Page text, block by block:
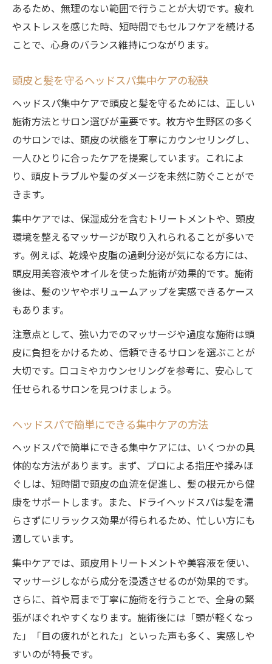
あるため、無理のない範囲で行うことが大切です。疲れ
やストレスを感じた時、短時間でもセルフケアを続ける
ことで、心身のバランス維持につながります。
頭皮と髪を守るヘッドスパ集中ケアの秘訣
ヘッドスパ集中ケアで頭皮と髪を守るためには、正しい
施術方法とサロン選びが重要です。枚方や生野区の多く
のサロンでは、頭皮の状態を丁寧にカウンセリングし、
一人ひとりに合ったケアを提案しています。これによ
り、頭皮トラブルや髪のダメージを未然に防ぐことがで
きます。
集中ケアでは、保湿成分を含むトリートメントや、頭皮
環境を整えるマッサージが取り入れられることが多いで
す。例えば、乾燥や皮脂の過剰分泌が気になる方には、
頭皮用美容液やオイルを使った施術が効果的です。施術
後は、髪のツヤやボリュームアップを実感できるケース
もあります。
注意点として、強い力でのマッサージや過度な施術は頭
皮に負担をかけるため、信頼できるサロンを選ぶことが
大切です。口コミやカウンセリングを参考に、安心して
任せられるサロンを見つけましょう。
ヘッドスパで簡単にできる集中ケアの方法
ヘッドスパで簡単にできる集中ケアには、いくつかの具
体的な方法があります。まず、プロによる指圧や揉みほ
ぐしは、短時間で頭皮の血流を促進し、髪の根元から健
康をサポートします。また、ドライヘッドスパは髪を濡
らさずにリラックス効果が得られるため、忙しい方にも
適しています。
集中ケアでは、頭皮用トリートメントや美容液を使い、
マッサージしながら成分を浸透させるのが効果的です。
さらに、首や肩まで丁寧に施術を行うことで、全身の緊
張がほぐれやすくなります。施術後には「頭が軽くなっ
た」「目の疲れがとれた」といった声も多く、実感しや
すいのが特長です。